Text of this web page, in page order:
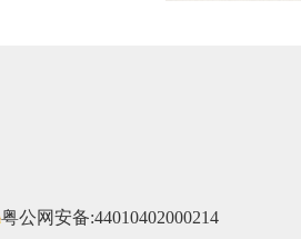
粤公网安备:44010402000214